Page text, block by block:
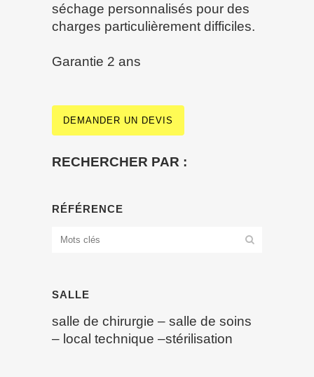
séchage personnalisés pour des
charges particulièrement difficiles.
Garantie 2 ans
DEMANDER UN DEVIS
RECHERCHER PAR :
RÉFÉRENCE
SALLE
salle de chirurgie – salle de soins
– local technique –stérilisation